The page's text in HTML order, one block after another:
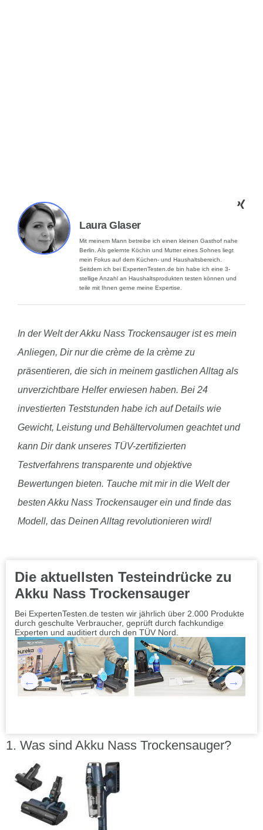
Laura Glaser
Mit meinem Mann betreibe ich einen kleinen Gasthof nahe
Berlin. Als gelernte Köchin und Mutter eines Sohnes liegt
mein Fokus auf dem Küchen- und Haushaltsbereich.
Seitdem ich bei ExpertenTesten.de bin habe ich eine 3-
stellige Anzahl an Haushaltsprodukten testen können und
teile mit Ihnen gerne meine Expertise.
In der Welt der Akku Nass Trockensauger ist es mein
Anliegen, Dir nur die crème de la crème zu
präsentieren, die sich in meinem gastlichen Alltag als
unverzichtbare Helfer erwiesen haben. Bei 24
investierten Teststunden habe ich auf Details wie
Gewicht, Leistung und Behältervolumen geachtet und
kann Dir dank unseres TÜV-zertifizierten
Testverfahrens transparente und objektive
Bewertungen bieten. Tauche mit mir in die Welt der
besten Akku Nass Trockensauger ein und finde das
Modell, das Deinen Alltag revolutionieren wird!
Die aktuellsten Testeindrücke zu
Akku Nass Trockensauger
Bei ExpertenTesten.de testen wir jährlich über 2.000 Produkte
durch geschulte Verbraucher, geprüft durch fachkundige
Experten und auditiert durch den TÜV Nord.
Was sind Akku Nass Trockensauger?